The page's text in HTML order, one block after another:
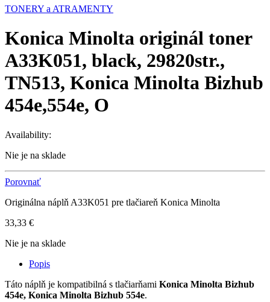
TONERY a ATRAMENTY
Konica Minolta originál toner
A33K051, black, 29820str.,
TN513, Konica Minolta Bizhub
454e,554e, O
Availability:
Nie je na sklade
Porovnať
Originálna náplň A33K051 pre tlačiareň Konica Minolta
33,33 €
Nie je na sklade
Popis
Táto náplň je kompatibilná s tlačiarňami Konica Minolta Bizhub
454e, Konica Minolta Bizhub 554e.